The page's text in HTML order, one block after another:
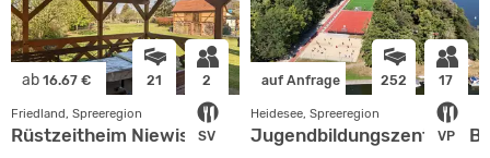
ab 16.67 € 21 2
SV
Friedland, Spreeregion
Rüstzeitheim Niewisch
auf Anfrage 252 17
VP
Heidesee, Spreeregion
Jugendbildungszentrum